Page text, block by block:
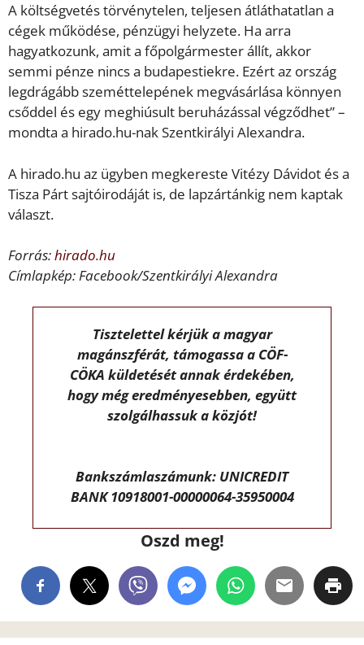
A költségvetés törvénytelen, teljesen átláthatatlan a
cégek működése, pénzügyi helyzete. Ha arra
hagyatkozunk, amit a főpolgármester állít, akkor
semmi pénze nincs a budapestiekre. Ezért az ország
legdrágább szeméttelepének megvásárlása könnyen
csőddel és egy meghiúsult beruházással végződhet” –
mondta a hirado.hu-nak Szentkirályi Alexandra.
A hirado.hu az ügyben megkereste Vitézy Dávidot és a
Tisza Párt sajtóirodáját is, de lapzártánkig nem kaptak
választ.
Forrás:hirado.hu
Címlapkép: Facebook/Szentkirályi Alexandra
Tisztelettel kérjük a magyar
magánszférát, támogassa a CÖF-
CÖKA küldetését annak érdekében,
hogy még eredményesebben, együtt
szolgálhassuk a közjót!
Bankszámlaszámunk: UNICREDIT
BANK 10918001-00000064-35950004
Oszd meg!